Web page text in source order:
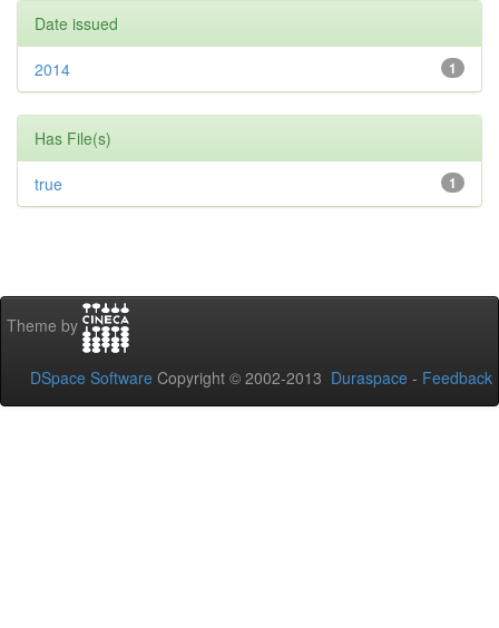
Date issued
1
2014
Has File(s)
1
true
Theme by
DSpace Software Copyright © 2002-2013 Duraspace - Feedback